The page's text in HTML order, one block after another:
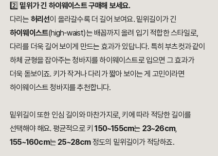
2️⃣ 밑위가 긴 하이웨이스트 구매해 보세요.
다리는 허리선이 올라갈수록 더 길어 보여요. 밑위길이가 긴
하이웨이스트(high-waist)는 배꼽까지 올려 입기 적합한 스타일로,
다리를 더욱 길어 보이게 만드는 효과가 있답니다. 특히 부츠컷과 같이
하체 균형을 잡아주는 청바지를 하이웨이스트로 입으면 그 효과가
더욱 돋보이죠. 키가 작거나 다리가 짧아 보이는 게 고민이라면
하이웨이스트 청바지를 추천합니다.
밑위길이 또한 인심 길이와 마찬가지로, 키에 따라 적당한 길이를
선택해야 해요. 평균적으로 키150~155cm는 23~26cm,
155~160cm는 25~28cm정도의 밑위길이가 적당하죠.